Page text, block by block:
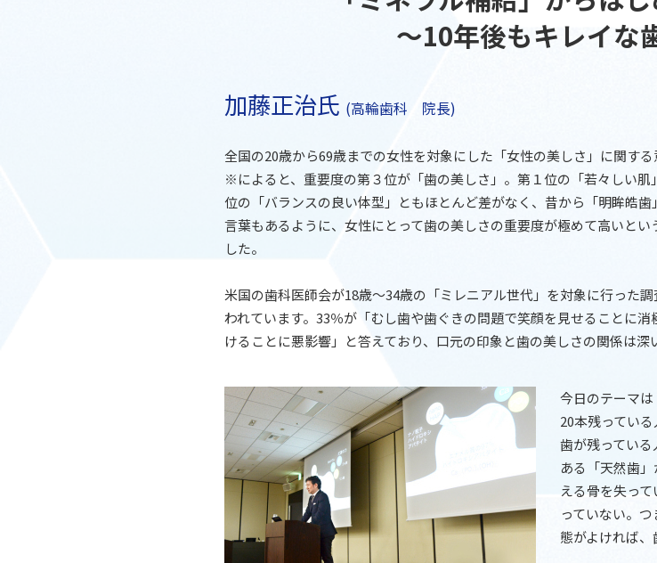
～10年後もキレイな
加藤正治氏 (高輪歯科 院長)
全国の20歳から69歳までの女性を対象にした「女性の美しさ」に関す
※によると、重要度の第３位が「歯の美しさ」。第１位の「若々しい肌
位の「バランスの良い体型」ともほとんど差がなく、昔から「明眸皓歯
言葉もあるように、女性にとって歯の美しさの重要度が極めて高いとい
した。
米国の歯科医師会が18歳〜34歳の「ミレニアル世代」を対象に行った
われています。33％が「むし歯や歯ぐきの問題で笑顔を見せることに
けることに悪影響」と答えており、口元の印象と歯の美しさの関係は深
今日のテーマは
20本残ってい
歯が残ってい
ある「天然歯
える骨を失っ
っていない。
態がよければ、